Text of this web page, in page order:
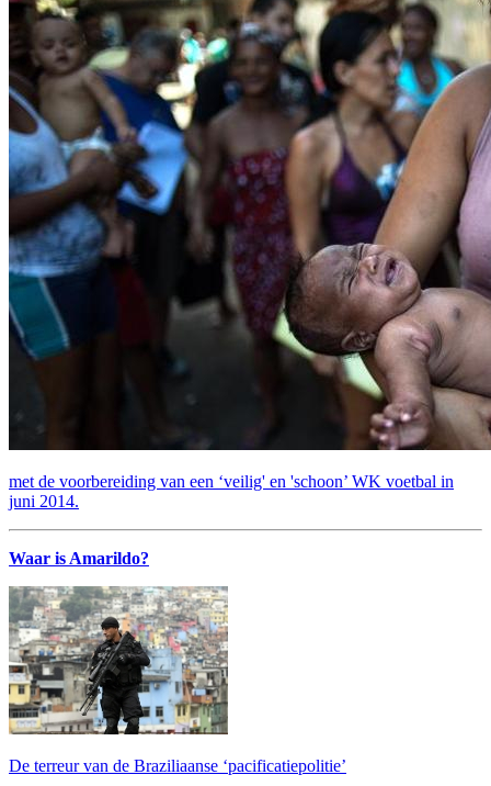
met de voorbereiding van een ‘veilig' en 'schoon’ WK voetbal in
juni 2014.
Waar is Amarildo?
De terreur van de Braziliaanse ‘pacificatiepolitie’